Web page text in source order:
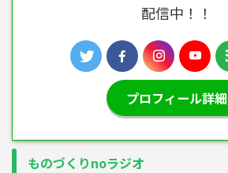
配信中！！
プロフィール詳細
ものづくりnoラジオ